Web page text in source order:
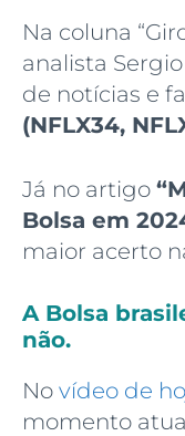
Na coluna
analista
de notícias e
(NFLX34,
Já no artigo “
Bolsa em
maior acerto
A Bolsa
não.
No vídeo de
momento